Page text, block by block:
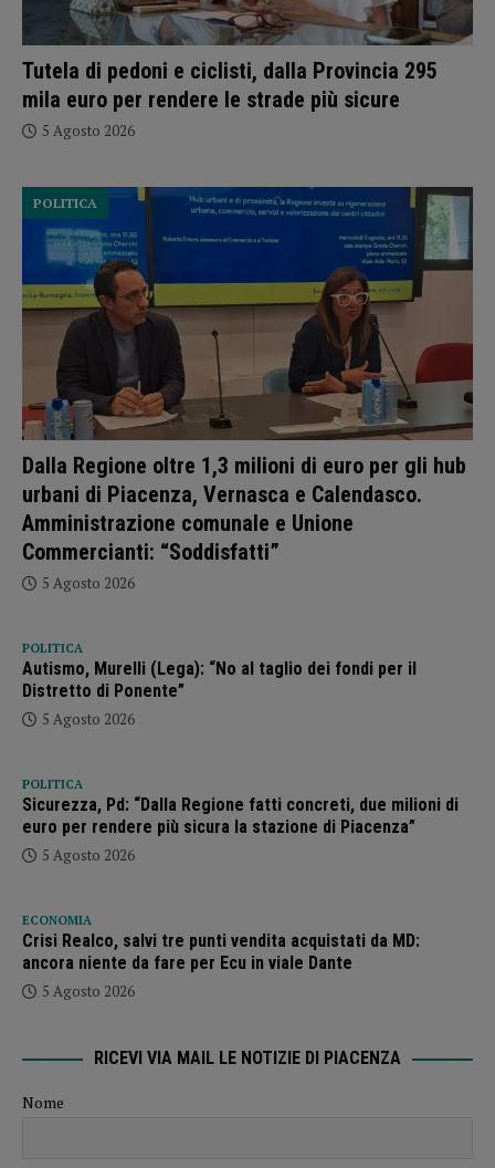
Tutela di pedoni e ciclisti, dalla Provincia 295
mila euro per rendere le strade più sicure
5 Agosto 2026
Dalla Regione oltre 1,3 milioni di euro per gli hub
urbani di Piacenza, Vernasca e Calendasco.
Amministrazione comunale e Unione
Commercianti: “Soddisfatti”
POLITICA
5 Agosto 2026
POLITICA
Autismo, Murelli (Lega): “No al taglio dei fondi per il
Distretto di Ponente”
5 Agosto 2026
POLITICA
Sicurezza, Pd: “Dalla Regione fatti concreti, due milioni di
euro per rendere più sicura la stazione di Piacenza”
5 Agosto 2026
ECONOMIA
Crisi Realco, salvi tre punti vendita acquistati da MD:
ancora niente da fare per Ecu in viale Dante
5 Agosto 2026
RICEVI VIA MAIL LE NOTIZIE DI PIACENZA
Nome